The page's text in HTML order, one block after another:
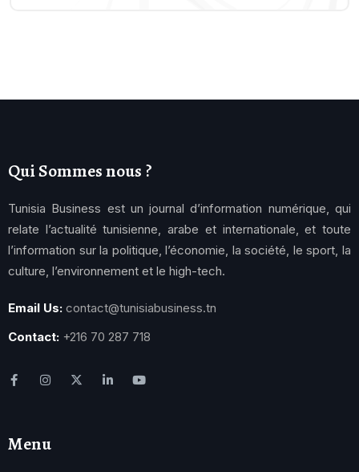
Qui Sommes nous ?
Tunisia Business est un journal d’information numérique, qui
relate l’actualité tunisienne, arabe et internationale, et toute
l’information sur la politique, l’économie, la société, le sport, la
culture, l’environnement et le high-tech.
Email Us: contact@tunisiabusiness.tn
Contact: +216 70 287 718
Menu